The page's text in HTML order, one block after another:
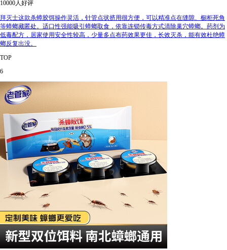
10000人好评
拜灭士这款杀蟑胶饵操作灵活，针管点状挤用很方便，可以精准点在缝隙、橱柜死角
等蟑螂藏匿处。适口性强能吸引蟑螂取食，依靠连锁传毒方式清除巢穴蟑螂。药剂为
低毒配方，居家使用安全性较高，少量多点布药效果更佳，长效灭杀，能有效杜绝蟑
螂反复出没。
TOP
6